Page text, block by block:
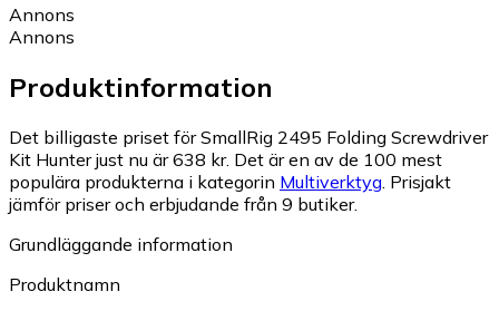
Annons
Annons
Produktinformation
Det billigaste priset för SmallRig 2495 Folding Screwdriver
Kit Hunter just nu är 638 kr. Det är en av de 100 mest
populära produkterna i kategorin Multiverktyg Prisjakt
jämför priser och erbjudande från 9 butiker.
Grundläggande information
Produktnamn